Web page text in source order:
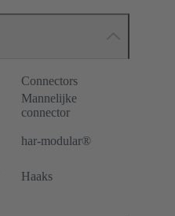
Connectors
Mannelijke
connector
har-modular®
Haaks